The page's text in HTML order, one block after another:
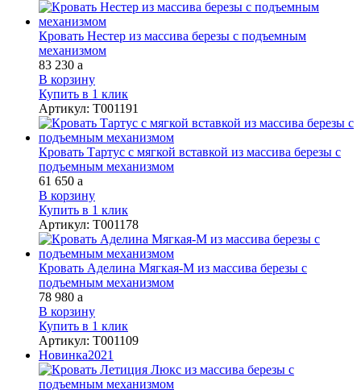
Кровать Нестер из массива березы с подъемным
механизмом
83 230 a
В корзину
Купить в 1 клик
Артикул: Т001191
Кровать Тартус с мягкой вcтавкой из массива березы с
подъемным механизмом
61 650 a
В корзину
Купить в 1 клик
Артикул: Т001178
Кровать Аделина Мягкая-М из массива березы с
подъемным механизмом
78 980 a
В корзину
Купить в 1 клик
Артикул: Т001109
Новинка2021